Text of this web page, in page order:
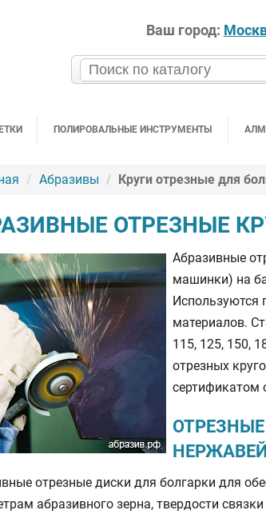
Ваш город:
ПОЛИРОВАЛЬНЫЕ ИНСТРУМЕНТЫ
Абразивы Круги отрезные для
ОТРЕЗНЫЕ
Абразивные
машинки) на
Используются
материалов.
115, 125, 150,
отрезных
сертификатом
отрезные диски для болгарки для
абразивного зерна, твердости